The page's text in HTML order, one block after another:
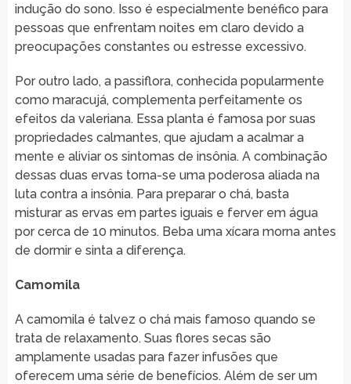
indução do sono. Isso é especialmente benéfico para
pessoas que enfrentam noites em claro devido a
preocupações constantes ou estresse excessivo.
Por outro lado, a passiflora, conhecida popularmente
como maracujá, complementa perfeitamente os
efeitos da valeriana. Essa planta é famosa por suas
propriedades calmantes, que ajudam a acalmar a
mente e aliviar os sintomas de insônia. A combinação
dessas duas ervas torna-se uma poderosa aliada na
luta contra a insônia. Para preparar o chá, basta
misturar as ervas em partes iguais e ferver em água
por cerca de 10 minutos. Beba uma xícara morna antes
de dormir e sinta a diferença.
Camomila
A camomila é talvez o chá mais famoso quando se
trata de relaxamento. Suas flores secas são
amplamente usadas para fazer infusões que
oferecem uma série de benefícios. Além de ser um